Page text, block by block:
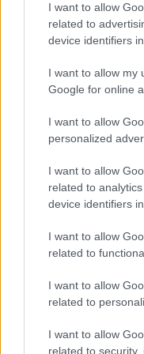
I want to allow
related to
device identifiers
I want to allow my
Google for online
I want to allow
personalized
I want to allow
related to
device identifiers
I want to allow
related to
I want to allow
related to
I want to allow
related to
Rzeszów > Klasa A, gr. III
Przed meczami 22. kolejki -
Dąbrówka Wisłocka)
Poniżej znajdziesz także
bramkowe.
Hetman Dąbrówka
żywo, transmisja
Wynik meczu Hetman
naszej stronie zaraz po
meczowych, zajrzyj tutaj:
- wynik, składy, strzelcy
Jeżeli w internecie lub TV
Rzeszów > Klasa A, gr. III
portalu. Możliwe jednak,
Asseco Resovia|